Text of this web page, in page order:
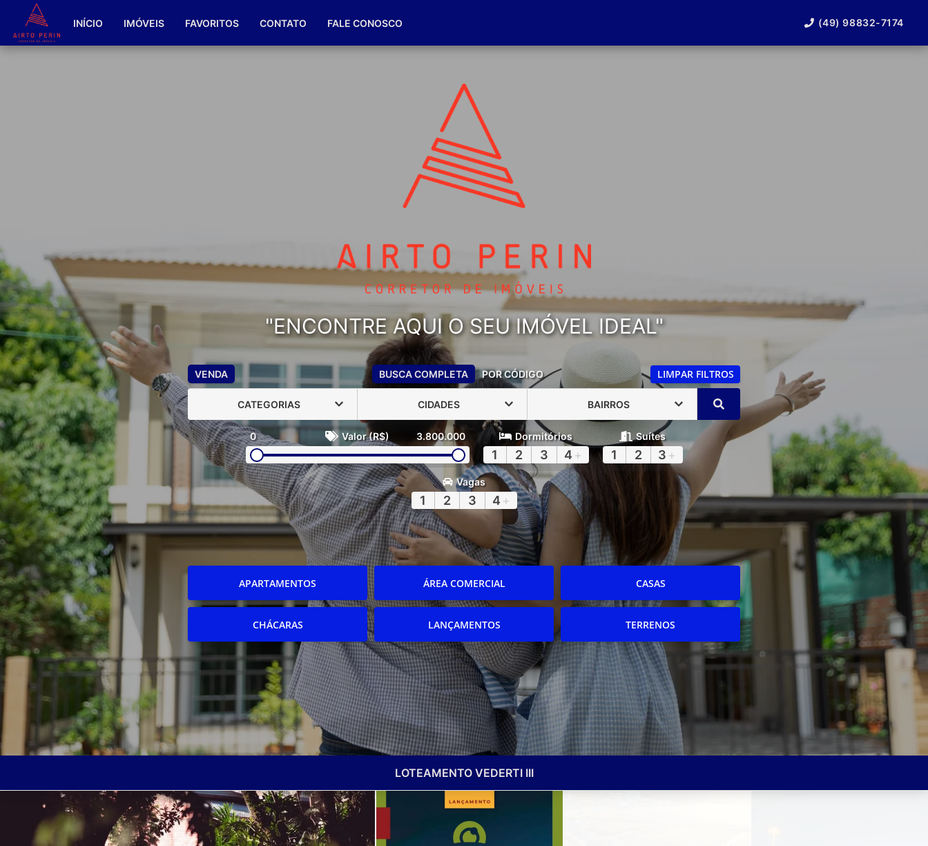
INÍCIO IMÓVEIS FAVORITOS CONTATO FALE CONOSCO (49) 98832-7174
"ENCONTRE AQUI O SEU IMÓVEL IDEAL"
VENDA BUSCA COMPLETA POR CÓDIGO LIMPAR FILTROS
CATEGORIAS CIDADES BAIRROS
0 Valor (R$) 3.800.000 Dormitórios
1 2 3 4 +
Suítes
1 2 3 +
Vagas
1 2 3 4 +
APARTAMENTOS ÁREA COMERCIAL CASAS
CHÁCARAS LANÇAMENTOS TERRENOS
LOTEAMENTO VEDERTI III